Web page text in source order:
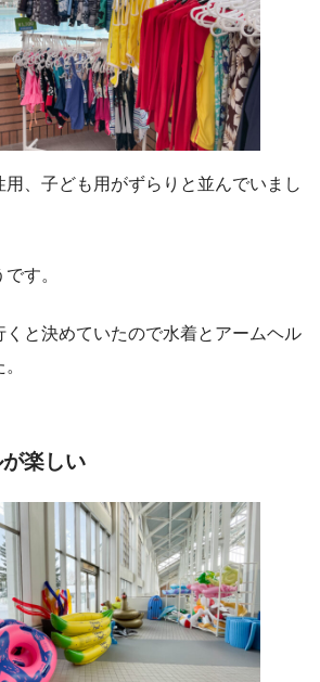
、子ども用がずらりと並んでいまし
す。
くと決めていたので水着とアームヘル
楽しい